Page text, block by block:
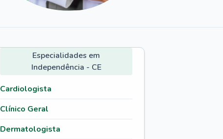
Especialidades em
Independência - CE
Cardiologista
Clínico Geral
Dermatologista